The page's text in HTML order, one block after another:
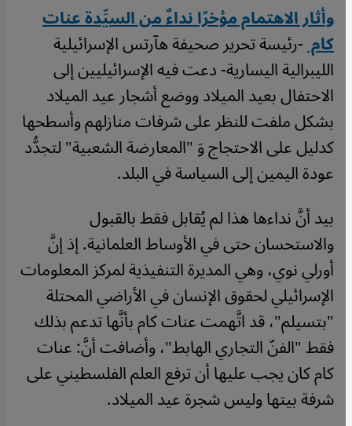
وأثار الاهتمام مؤخرًا نداءٌ من السيِّدة عنات
كام-رئيسة تحرير صحيفة هآرتس الإسرائيلية
الليبرالية اليسارية- دعت فيه الإسرائيليين إلى
الاحتفال بعيد الميلاد ووضع أشجار عيد الميلاد
بشكل ملفت للنظر على شرفات منازلهم وأسطحها
كدليل على الاحتجاج وَ "المعارضة الشعبية" لتجدُّد
عودة اليمين إلى السياسة في البلد.
بيد أنَّ نداءها هذا لم يُقابل فقط بالقبول
والاستحسان حتى في الأوساط العلمانية. إذ إنَّ
أورلي نوي، وهي المديرة التنفيذية لمركز المعلومات
الإسرائيلي لحقوق الإنسان في الأراضي المحتلة
"بتسيلم"، قد اتَّهمت عنات كام بأنَّها تدعم بذلك
فقط "الفنّ التجاري الهابط"، وأضافت أنَّ: عنات
كام كان يجب عليها أن ترفع العلم الفلسطيني على
شرفة بيتها وليس شجرة عيد الميلاد.